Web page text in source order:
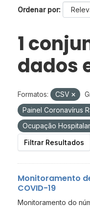
Ordenar por
1
dados
Formatos: CSV
Painel Coronavírus
Ocupação Hospitalar
Filtrar Resultados
Monitoramento
COVID-19
Monitoramento do